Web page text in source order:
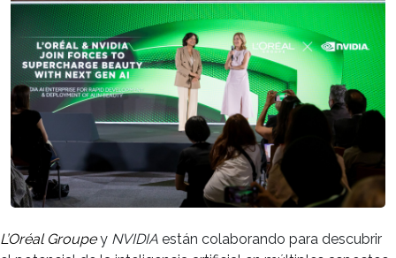
L’Oréal Groupe y NVIDIA están colaborando para descubrir